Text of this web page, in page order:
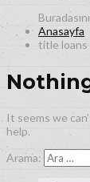
Anasayfa
title loans
It seems we
help.
Arama: